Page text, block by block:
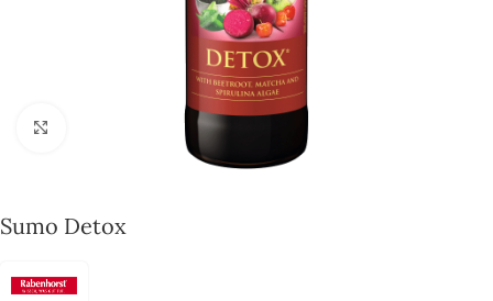
Sumo Detox